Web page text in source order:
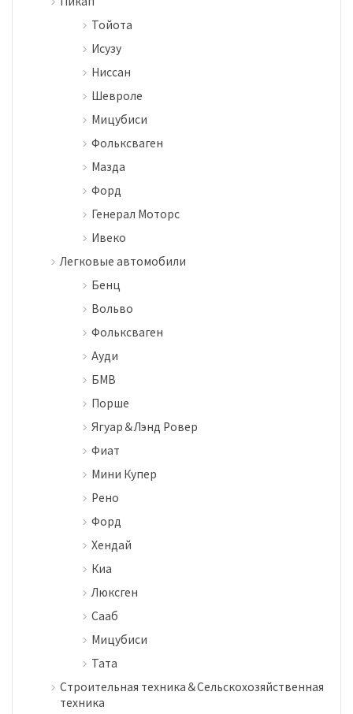
Тойота
Исузу
Ниссан
Шевроле
Мицубиси
Фольксваген
Мазда
Форд
Генерал Моторс
Ивеко
Легковые автомобили
Бенц
Вольво
Фольксваген
Ауди
БМВ
Порше
Ягуар＆Лэнд Ровер
Фиат
Мини Купер
Рено
Форд
Хендай
Киа
Люксген
Сааб
Мицубиси
Тата
Строительная техника＆Сельскохозяйственная
техника